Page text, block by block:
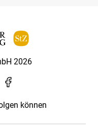
2026
können